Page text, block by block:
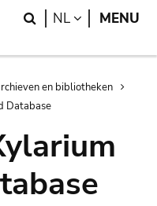
Search
NL LANGUAGE
MENU
en bibliotheken
Database